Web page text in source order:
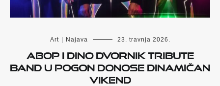
Art | Najava 23. travnja 2026.
ABOP i Dino Dvornik Tribute
Band u Pogon donose dinamičan
vikend